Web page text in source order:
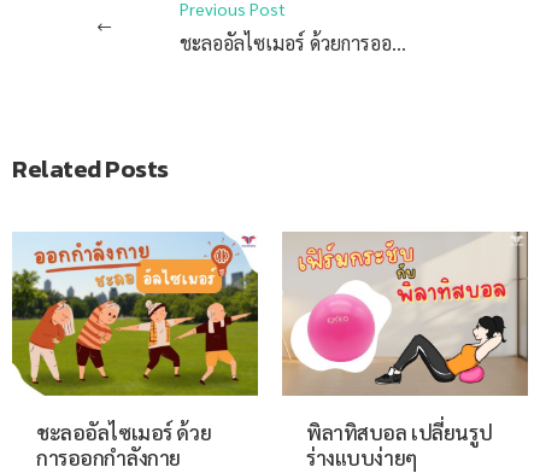
Previous Post
ชะลออัลไซเมอร์ ด้วยการออกกำลังกาย
Related Posts
ชะลออัลไซเมอร์ ด้วย
การออกกำลังกาย
พิลาทิสบอล เปลี่ยนรูป
ร่างแบบง่ายๆ